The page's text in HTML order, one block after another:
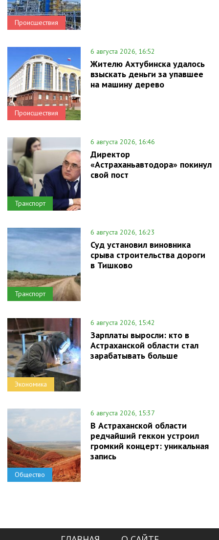
Происшествия
Происшествия
6 августа 2026, 16:52
Жителю Ахтубинска удалось
взыскать деньги за упавшее
на машину дерево
Транспорт
6 августа 2026, 16:46
Директор
«Астраханьавтодора» покинул
свой пост
Транспорт
6 августа 2026, 16:23
Суд установил виновника
срыва строительства дороги
в Тишково
Экономика
6 августа 2026, 15:42
Зарплаты выросли: кто в
Астраханской области стал
зарабатывать больше
Общество
6 августа 2026, 15:37
В Астраханской области
редчайший геккон устроил
громкий концерт: уникальная
запись